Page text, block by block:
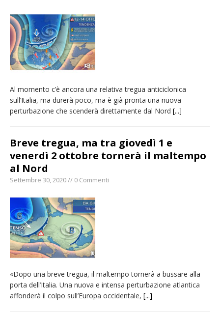
Al momento c’è ancora una relativa tregua anticiclonica
sull’Italia, ma durerà poco, ma è già pronta una nuova
perturbazione che scenderà direttamente dal Nord [...]
Breve tregua, ma tra giovedì 1 e
venerdì 2 ottobre tornerà il maltempo
al Nord
Settembre 30, 2020 // 0 Commenti
«Dopo una breve tregua, il maltempo tornerà a bussare alla
porta dell’Italia. Una nuova e intensa perturbazione atlantica
affonderà il colpo sull’Europa occidentale, [...]